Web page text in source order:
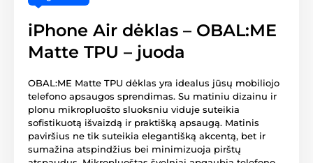
iPhone Air dėklas – OBAL:ME
Matte TPU – juoda
OBAL:ME Matte TPU dėklas yra idealus jūsų mobiliojo
telefono apsaugos sprendimas. Su matiniu dizainu ir
plonu mikropluošto sluoksniu viduje suteikia
sofistikuotą išvaizdą ir praktišką apsaugą. Matinis
paviršius ne tik suteikia elegantišką akcentą, bet ir
sumažina atspindžius bei minimizuoja pirštų